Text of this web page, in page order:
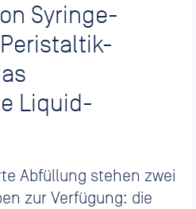
Syringe-
Liquid-
Abfüllung stehen zwei
zur Verfügung: die